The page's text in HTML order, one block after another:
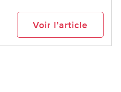
Voir l’article